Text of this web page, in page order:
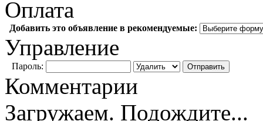
Оплата
Добавить это объявление в рекомендуемые:
Управление
Пароль:
Комментарии
Загружаем. Подождите...